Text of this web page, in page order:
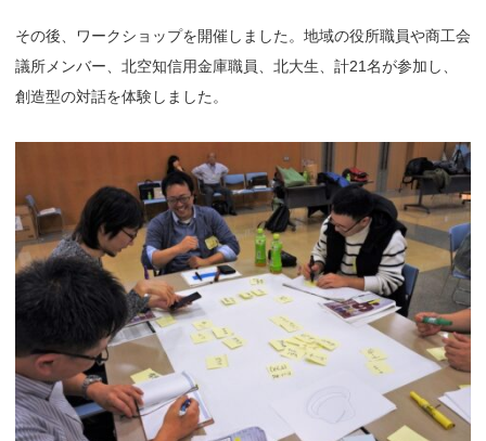
その後、ワークショップを開催しました。地域の役所職員や商工会
議所メンバー、北空知信用金庫職員、北大生、計21名が参加し、
創造型の対話を体験しました。